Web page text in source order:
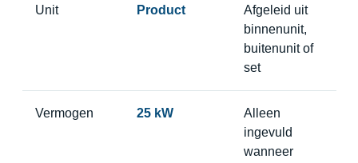
Unit Product
Afgeleid uit
binnenunit,
buitenunit of
set
Vermogen 25 kW
Alleen
ingevuld
wanneer